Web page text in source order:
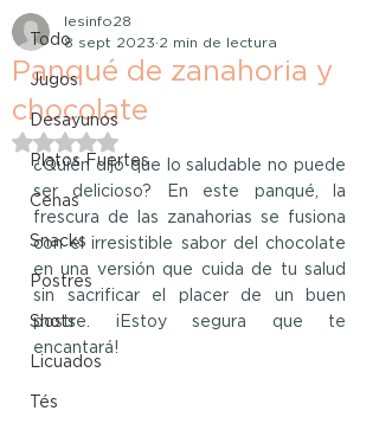
Todo
Jugos
Desayunos
Platos Fuertes
Cenas
Snacks
Postres
Shots
Licuados
Tés
Panqué de zanahoria y
chocolate
lesinfo28
8 sept 2023 2 min de lectura
Obtuvo NaN de 5 estrellas.
¿Quién dijo que lo saludable no puede
ser delicioso? En este panqué, la
frescura de las zanahorias se fusiona
con el irresistible sabor del chocolate
en una versión que cuida de tu salud
sin sacrificar el placer de un buen
postre. ¡Estoy segura que te
encantará!